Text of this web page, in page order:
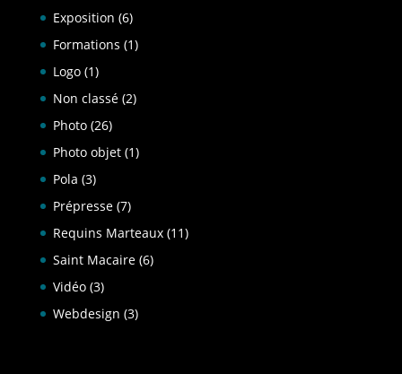
Exposition (6)
Formations (1)
Logo(1)
Non classé(2)
Photo(26)
Photo objet(1)
Pola (3)
Prépresse(7)
Requins Marteaux(11)
Saint Macaire(6)
Vidéo(3)
Webdesign (3)